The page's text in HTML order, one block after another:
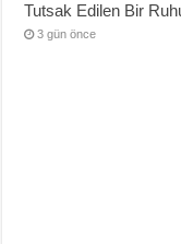
Tutsak Edilen Bir
3 gün önce